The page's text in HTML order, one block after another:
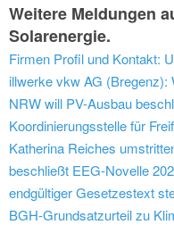
Weitere Meldungen
Solarenergie.
NRW will PV-Ausbau
Koordinierungsstelle für
Katherina Reiches
beschließt EEG-Novelle
endgültiger Gesetzestext
BGH-Grundsatzurteil zu